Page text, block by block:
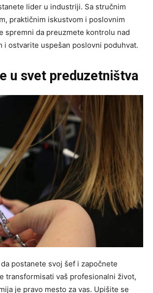
lider u industriji. Sa stručnim
praktičnim iskustvom i poslovnim
spremni da preuzmete kontrolu nad
i ostvarite uspešan poslovni poduhvat.
u svet preduzetništva
postanete svoj šef i započnete
transformisati vaš profesionalni život,
je pravo mesto za vas. Upišite se